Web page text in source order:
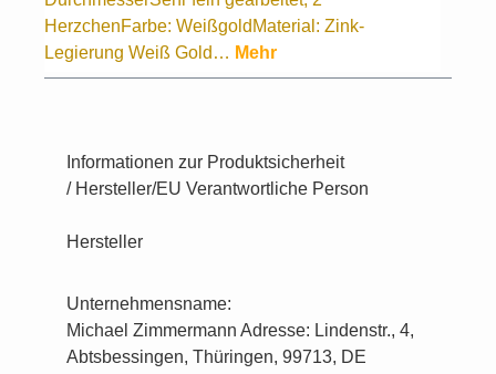
HerzchenFarbe: WeißgoldMaterial: Zink-
Legierung Weiß Gold… Mehr
Informationen zur Produktsicherheit
/ Hersteller/EU Verantwortliche Person
Hersteller
Unternehmensname:
Michael Zimmermann Adresse: Lindenstr., 4,
Abtsbessingen, Thüringen, 99713, DE